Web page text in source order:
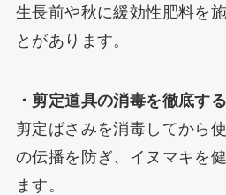
生長前や秋に緩効性肥料を
とがあります。
・剪定道具の消毒を徹底する
剪定ばさみを消毒してから
の伝播を防ぎ、イヌマキを
ます。